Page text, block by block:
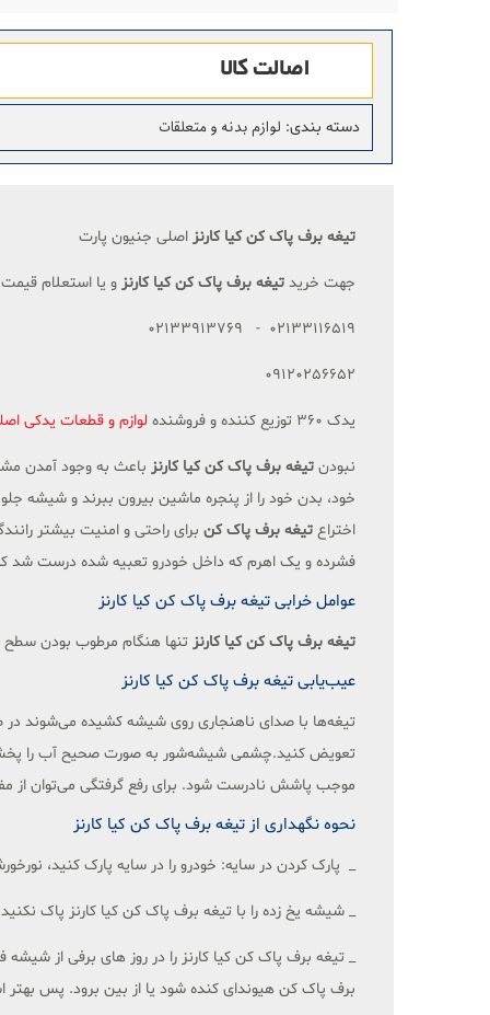
اصالت کالا
دسته بندی: لوازم بدنه و متعلقات
تیغه برف پاک کن کیا کارنزاصلی جنیون پارت
جهت خریدتیغه برف پاک کن کیا کارنز و یا استعلام
02133116519 - 02133913769
09120256652
یدک 360 توزیع کننده و فروشنده لوازم و قطعات یدکی
نبودن تیغه برف پاک کن کیا کارنز باعث به وجود آمدن
اختراعتیغه برف پاک کن برای راحتی و امنیت بیشتر
فشرده و یک اهرم که داخل خودرو تعبیه شده درست شد که
عوامل خرابی تیغه برف پاک کن کیا کارنز
تیغه برف پاک کن کیا کارنز تنها هنگام مرطوب بودن
عیب‌یابی تیغه برف پاک کن کیا کارنز
تیغه‌ها با صدای ناهنجاری ‌روی شیشه کشیده می‌شوند در
تعویض کنید.چشمی شیشه‌شور به صورت صحیح آب را
موجب پاشش نادرست شود. برای رفع گرفتگی می‌توان از
نحوه نگهداری از تیغه برف پاک کن کیا کارنز
_ پارک کردن در سایه: خودرو را در سایه پارک کنید،
_ شیشه یخ زده را با تیغه برف پاک کن کیا کارنز پاک
_ تیغه برف پاک کن کیا کارنز را در روز های برفی از
برف پاک کن هیوندای کنده شود یا از بین برود. پس بهتر